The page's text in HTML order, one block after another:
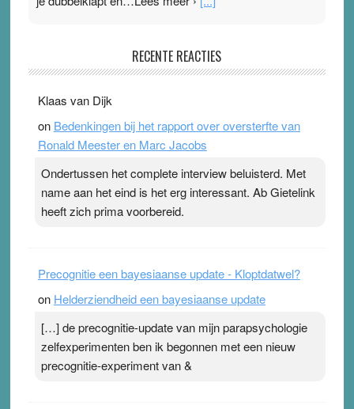
Ward van Beek
topsporters. Ze hopen ermee hun hartslag te verlagen
terwijl ze meer zuurstof opnemen. Daarop heeft zo’n
pleister geen effect. Maar het gevoel ‘makkelijker te
Pleisterplakkers in de topspsort ›[...]
RECENTE REACTIES
Klaas van Dijk
on Bedenkingen bij het rapport over oversterfte van
Ronald Meester en Marc Jacobs
Ondertussen het complete interview beluisterd. Met
name aan het eind is het erg interessant. Ab Gietelink
heeft zich prima voorbereid.
Precognitie een bayesiaanse update - Kloptdatwel?
on Helderziendheid een bayesiaanse update
[…] de precognitie-update van mijn parapsychologie
zelfexperimenten ben ik begonnen met een nieuw
precognitie-experiment van &